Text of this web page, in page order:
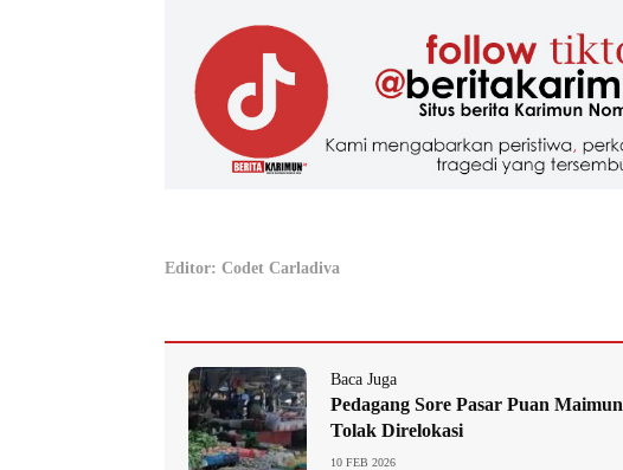
Editor: Codet Carladiva
Baca Juga
Pedagang Sore Pasar Puan Maimun
Tolak Direlokasi
10 FEB 2026